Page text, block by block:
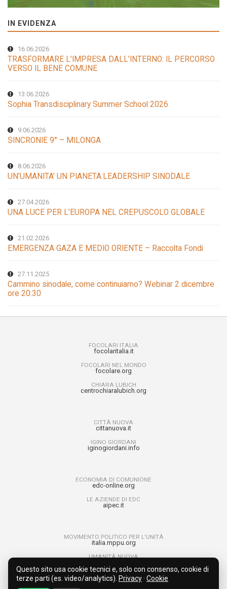
IN EVIDENZA
16.06.2026
TRASFORMARE L’IMPRESA DALL’INTERNO: IL PERCORSO
VERSO IL BENE COMUNE
13.06.2026
Sophia Transdisciplinary Summer School 2026
9.06.2026
SINCRONIE 9° – MILONGA
8.06.2026
UN’UMANITA’ UN PIANETA:LEADERSHIP SINODALE
27.04.2026
UNA LUCE PER L’EUROPA NEL CREPUSCOLO GLOBALE
21.02.2026
EMERGENZA GAZA E MEDIO ORIENTE – Raccolta Fondi
27.11.2025
Cammino sinodale, come continuiamo? Webinar 2 dicembre
ore 20:30
FOCOLARI ITALIA
focolaritalia.it
FOCOLARI NEL MONDO
focolare.org
CHIARA LUBICH
centrochiaralubich.org
CITTÀ NUOVA
cittanuova.it
IGINO GIORDANI
iginogiordani.info
ECONOMIA DI COMUNIONE
edc-online.org
LE AZIENDE DI EDC
aipec.it
MOVIMENTO POLITICO PER L'UNITÀ
italia.mppu.org
UMANITÀ NUOVA
RAGAZZI PER L’UNITÀ
run4unity.net
Questo sito usa cookie tecnici e, solo con consenso, cookie di
terze parti (es. video/analytics). Privacy· Cookie